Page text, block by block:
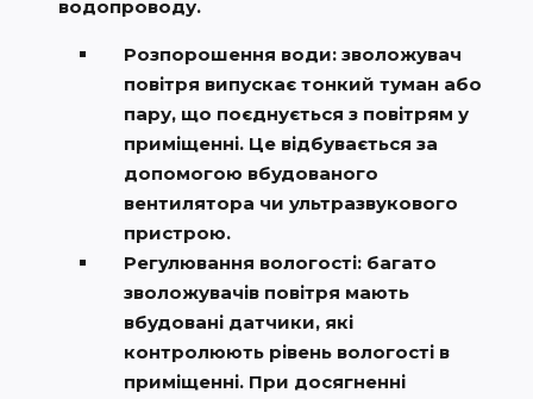
водопроводу.
Розпорошення води: зволожувач
повітря випускає тонкий туман або
пару, що поєднується з повітрям у
приміщенні. Це відбувається за
допомогою вбудованого
вентилятора чи ультразвукового
пристрою.
Регулювання вологості: багато
зволожувачів повітря мають
вбудовані датчики, які
контролюють рівень вологості в
приміщенні. При досягненні